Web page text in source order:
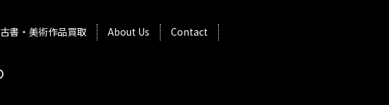
古書・美術作品買取 About Us Contact